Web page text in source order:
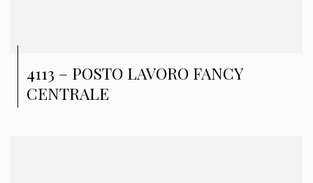
4113 – POSTO LAVORO FANCY
CENTRALE